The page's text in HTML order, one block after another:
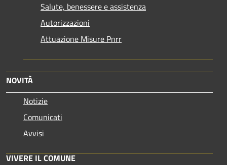
Salute, benessere e assistenza
Autorizzazioni
Attuazione Misure Pnrr
NOVITÀ
Notizie
Comunicati
Avvisi
VIVERE IL COMUNE